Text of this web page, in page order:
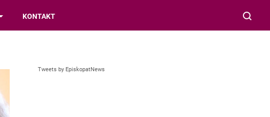
KONTAKT
Tweets by EpiskopatNews